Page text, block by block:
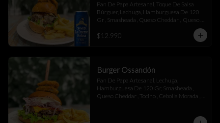
Pan De Papa Artesanal, Toque De Salsa
Búrguer, Lechuga, Hamburguesa De 120
Gr , Smasheada , Queso Cheddar ,  Queso
Champiñones Salteados , Toque De
$12.990
Burger Ossandón
Pan De Papa Artesanal, Lechuga,
Hamburguesa De 120 Gr, Smasheada ,
Queso Cheddar , Tocino , Cebolla Morada ,